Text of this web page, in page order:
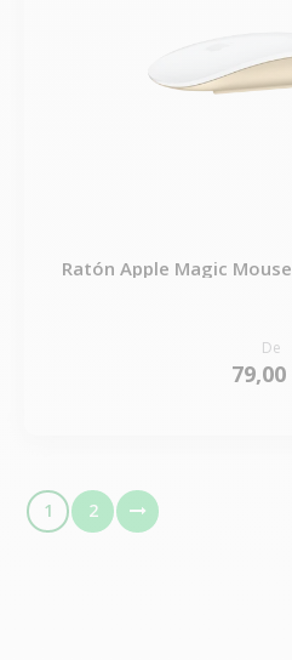
Ratón Apple Magic
De
79,00
1 2